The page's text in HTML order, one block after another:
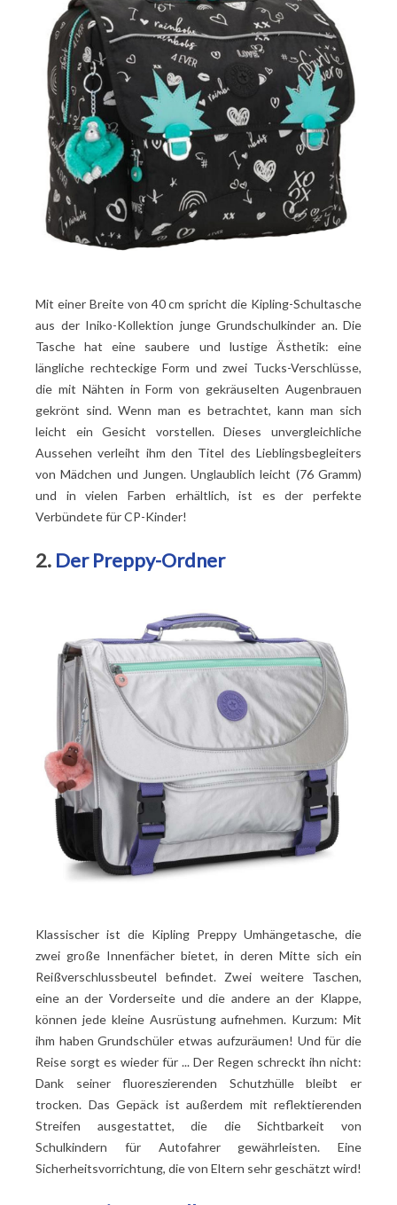
Mit einer Breite von 40 cm spricht die Kipling-Schultasche
aus der Iniko-Kollektion junge Grundschulkinder an. Die
Tasche hat eine saubere und lustige Ästhetik: eine
längliche rechteckige Form und zwei Tucks-Verschlüsse,
die mit Nähten in Form von gekräuselten Augenbrauen
gekrönt sind. Wenn man es betrachtet, kann man sich
leicht ein Gesicht vorstellen. Dieses unvergleichliche
Aussehen verleiht ihm den Titel des Lieblingsbegleiters
von Mädchen und Jungen. Unglaublich leicht (76 Gramm)
und in vielen Farben erhältlich, ist es der perfekte
Verbündete für CP-Kinder!
2. Der Preppy-Ordner
Klassischer ist die Kipling Preppy Umhängetasche, die
zwei große Innenfächer bietet, in deren Mitte sich ein
Reißverschlussbeutel befindet. Zwei weitere Taschen,
eine an der Vorderseite und die andere an der Klappe,
können jede kleine Ausrüstung aufnehmen. Kurzum: Mit
ihm haben Grundschüler etwas aufzuräumen! Und für die
Reise sorgt es wieder für ... Der Regen schreckt ihn nicht:
Dank seiner fluoreszierenden Schutzhülle bleibt er
trocken. Das Gepäck ist außerdem mit reflektierenden
Streifen ausgestattet, die die Sichtbarkeit von
Schulkindern für Autofahrer gewährleisten. Eine
Sicherheitsvorrichtung, die von Eltern sehr geschätzt wird!